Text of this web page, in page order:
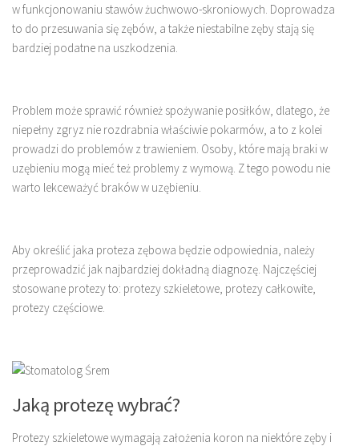
w funkcjonowaniu stawów żuchwowo-skroniowych. Doprowadza
to do przesuwania się zębów, a także niestabilne zęby stają się
bardziej podatne na uszkodzenia.
Problem może sprawić również spożywanie posiłków, dlatego, że
niepełny zgryz nie rozdrabnia właściwie pokarmów, a to z kolei
prowadzi do problemów z trawieniem. Osoby, które mają braki w
uzębieniu mogą mieć też problemy z wymową. Z tego powodu nie
warto lekceważyć braków w uzębieniu.
Aby określić jaka proteza zębowa będzie odpowiednia, należy
przeprowadzić jak najbardziej dokładną diagnozę. Najczęściej
stosowane protezy to: protezy szkieletowe, protezy całkowite,
protezy częściowe.
Jaką protezę wybrać?
Protezy szkieletowe wymagają założenia koron na niektóre zęby i